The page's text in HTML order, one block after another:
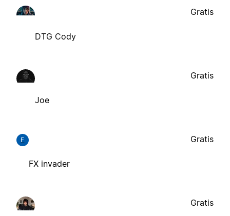
DTG Cody
Gratis
Joe
Gratis
F
FX invader
Gratis
Gratis